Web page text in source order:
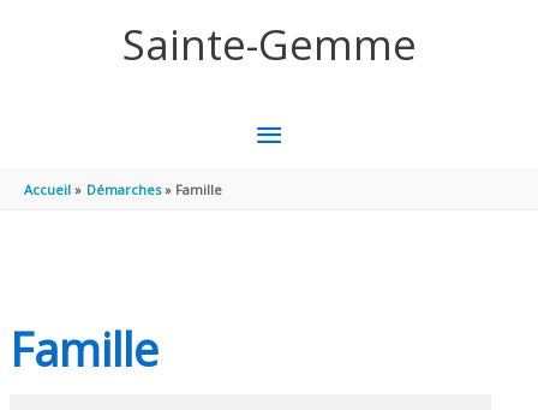
Sainte-Gemme
MENU
Accueil Démarches Famille
Famille